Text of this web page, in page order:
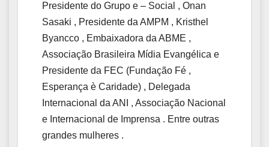
Presidente do Grupo e – Social , Onan
Sasaki , Presidente da AMPM , Kristhel
Byancco , Embaixadora da ABME ,
Associação Brasileira Mídia Evangélica e
Presidente da FEC (Fundação Fé ,
Esperança è Caridade) , Delegada
Internacional da ANI , Associação Nacional
e Internacional de Imprensa . Entre outras
grandes mulheres .